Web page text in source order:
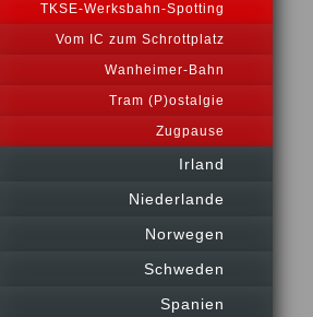
TKSE-Werksbahn-Spotting
Vom IC zum Schrottplatz
Wanheimer-Bahn
Tram (P)ostalgie
Zugpause
Irland
Niederlande
Norwegen
Schweden
Spanien